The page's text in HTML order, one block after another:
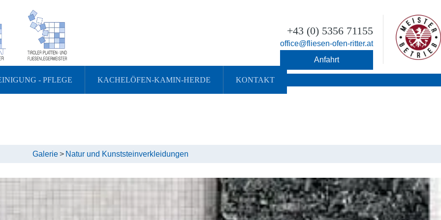
+43 (0) 5356 71155
office@fliesen-ofen-ritter.at
Anfahrt
- PFLEGE KACHELÖFEN-KAMIN-HERDE KONTAKT
Galerie > Natur und Kunststeinverkleidungen